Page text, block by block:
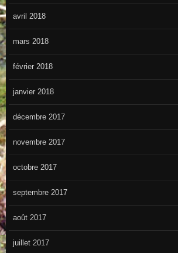
avril 2018
mars 2018
février 2018
janvier 2018
décembre 2017
novembre 2017
octobre 2017
septembre 2017
août 2017
juillet 2017